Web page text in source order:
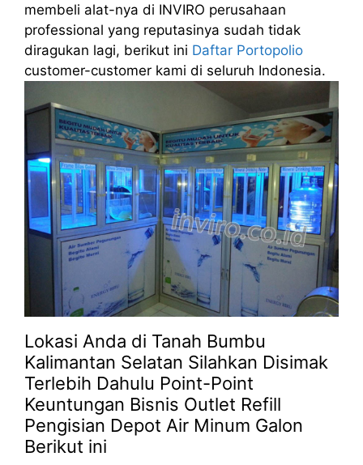
membeli alat-nya di INVIRO perusahaan
professional yang reputasinya sudah tidak
diragukan lagi, berikut ini Daftar Portopolio
customer-customer kami di seluruh Indonesia.
Lokasi Anda di Tanah Bumbu
Kalimantan Selatan Silahkan Disimak
Terlebih Dahulu Point-Point
Keuntungan Bisnis Outlet Refill
Pengisian Depot Air Minum Galon
Berikut ini